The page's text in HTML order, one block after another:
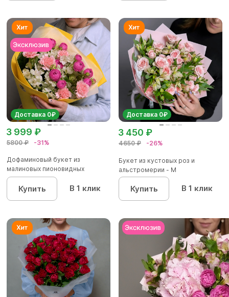
Доставка 0₽
5800 ₽ -31%
3 999 ₽
Дофаминовый букет из
малиновых пионовидных
кустовых роз...
Купить В 1 клик
Доставка 0₽
4650 ₽ -26%
3 450 ₽
Букет из кустовых роз и
альстромерии - М
Купить В 1 клик